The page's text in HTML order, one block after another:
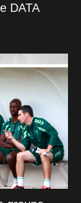
DATA